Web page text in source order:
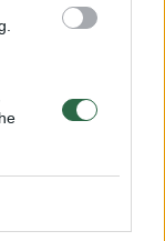
00:05:25
akimirką